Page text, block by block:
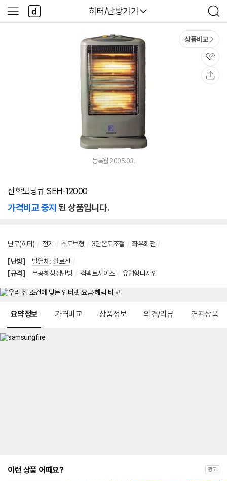
다나와
히터/난방기기
검
색
사
이
다
나
와
상품비교
관
심
등록월 2005.03.
선학모닝큐 SEH-12000
가격비교 중지 된 상품입니다.
난로(히터) / 전기 / 스토브형 / 3단온도조절 / 좌우회전 /
[난방] 발열체: 할로겐 /
[규격]
무공해청정난방 / 컴팩트사이즈 / 유럽형디자인
요약정보 가격비교 상품정보 의견/리뷰 연관상품
이런 상품 어때요? 광고